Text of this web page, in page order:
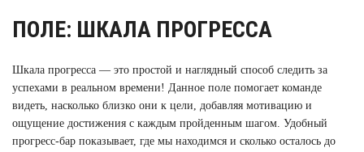
ПОЛЕ: ШКАЛА ПРОГРЕССА
Шкала прогресса — это простой и наглядный способ следить за
успехами в реальном времени! Данное поле помогает команде
видеть, насколько близко они к цели, добавляя мотивацию и
ощущение достижения с каждым пройденным шагом. Удобный
прогресс-бар показывает, где мы находимся и сколько осталось до